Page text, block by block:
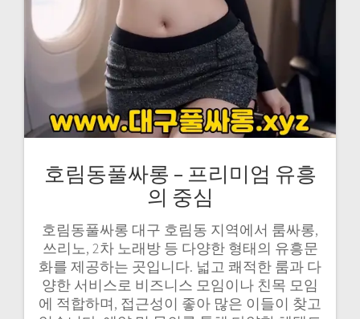
호림동풀싸롱 – 프리미엄 유흥
의 중심
호림동풀싸롱 대구 호림동 지역에서 룸싸롱,
쓰리노, 2차 노래방 등 다양한 형태의 유흥문
화를 제공하는 곳입니다. 넓고 쾌적한 룸과 다
양한 서비스로 비즈니스 모임이나 친목 모임
에 적합하며, 접근성이 좋아 많은 이들이 찾고